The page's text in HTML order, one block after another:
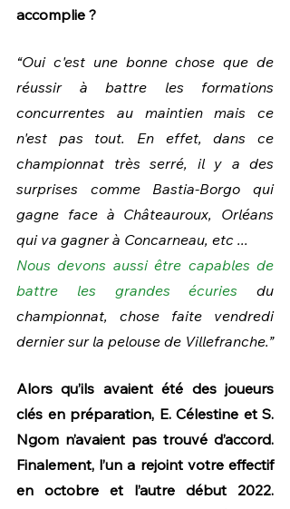
accomplie ?
“Oui c'est une bonne chose que de
réussir à battre les formations
concurrentes au maintien mais ce
n'est pas tout. En effet, dans ce
championnat très serré, il y a des
surprises comme Bastia-Borgo qui
gagne face à Châteauroux, Orléans
qui va gagner à Concarneau, etc ...
Nous devons aussi être capables de
battre les grandes écuries du
championnat, chose faite vendredi
dernier sur la pelouse de Villefranche.”
Alors qu’ils avaient été des joueurs
clés en préparation, E. Célestine et S.
Ngom n’avaient pas trouvé d’accord.
Finalement, l’un a rejoint votre effectif
en octobre et l’autre début 2022.